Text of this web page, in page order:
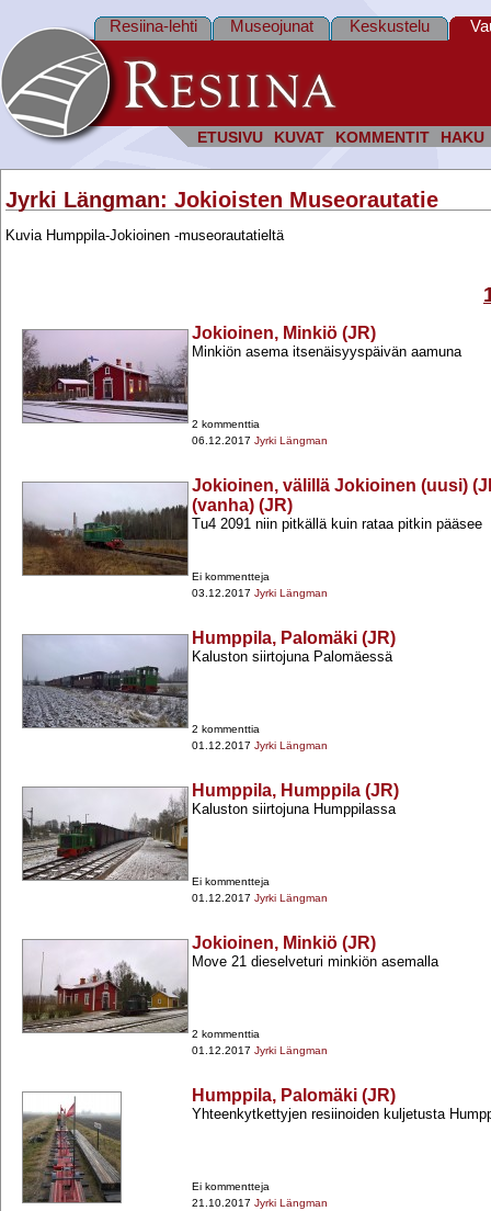
ETUSIVU KUVAT KOMMENTIT HAKU
Resiina-lehti Museojunat Keskustelu
Jyrki Längman: Jokioisten Museorautatie
Kuvia Humppila-Jokioinen -museorautatieltä
Jokioinen, Minkiö (JR)
Minkiön asema itsenäisyyspäivän aamuna
2 kommenttia
06.12.2017 Jyrki Längman
Jokioinen, välillä Jokioinen (uusi)
(vanha) (JR)
Tu4 2091 niin pitkällä kuin rataa pitkin pääsee
Ei kommentteja
03.12.2017 Jyrki Längman
Humppila, Palomäki (JR)
Kaluston siirtojuna Palomäessä
2 kommenttia
01.12.2017 Jyrki Längman
Humppila, Humppila (JR)
Kaluston siirtojuna Humppilassa
Ei kommentteja
01.12.2017 Jyrki Längman
Jokioinen, Minkiö (JR)
Move 21 dieselveturi minkiön asemalla
2 kommenttia
01.12.2017 Jyrki Längman
Humppila, Palomäki (JR)
Yhteenkytkettyjen resiinoiden kuljetusta
Ei kommentteja
21.10.2017 Jyrki Längman